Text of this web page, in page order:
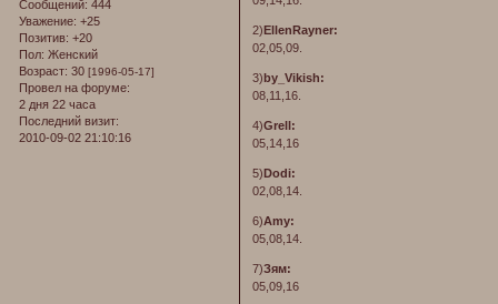
Сообщений: 444
Уважение: +25
Позитив: +20
Пол: Женский
Возраст: 30 [1996-05-17]
Провел на форуме:
2 дня 22 часа
Последний визит:
2010-09-02 21:10:16
2)EllenRayner:
02,05,09.
3)by_Vikish:
08,11,16.
4)Grell:
05,14,16
5)Dodi:
02,08,14.
6)Amy:
05,08,14.
7)Зям:
05,09,16